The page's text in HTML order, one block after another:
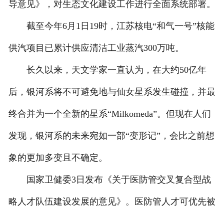
导意见》，对生态文化建设工作进行全面系统部署。
截至今年6月1日19时，江苏核电“和气一号”核能
供汽项目已累计供应清洁工业蒸汽300万吨。
长久以来，天文学家一直认为，在大约50亿年
后，银河系将不可避免地与仙女星系发生碰撞，并最
终合并为一个全新的星系“Milkomeda”。但现在人们
发现，银河系的未来宛如一部“变形记”，会比之前想
象的更加多变且不确定。
国家卫健委3日发布《关于医防管交叉复合型战
略人才队伍建设发展的意见》。医防管人才可优先被